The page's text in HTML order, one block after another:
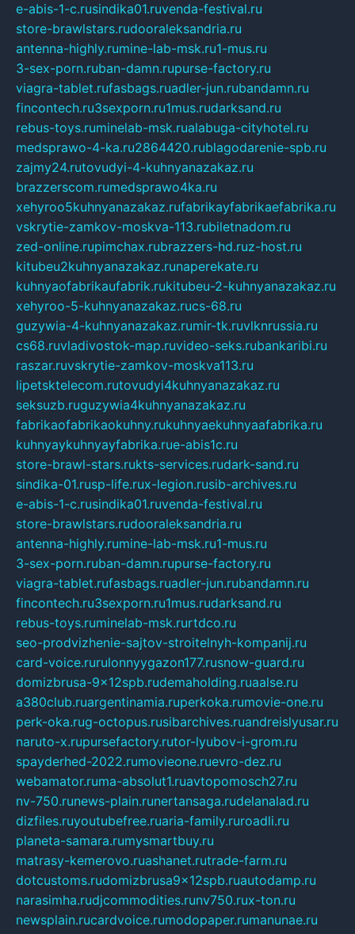
e-abis-1-c.rusindika01.ruvenda-festival.ru
store-brawlstars.rudooraleksandria.ru
antenna-highly.rumine-lab-msk.ru1-mus.ru
3-sex-porn.ruban-damn.rupurse-factory.ru
viagra-tablet.rufasbags.ruadler-jun.rubandamn.ru
fincontech.ru3sexporn.ru1mus.rudarksand.ru
rebus-toys.ruminelab-msk.rualabuga-cityhotel.ru
medsprawo-4-ka.ru2864420.rublagodarenie-spb.ru
zajmy24.rutovudyi-4-kuhnyanazakaz.ru
brazzerscom.rumedsprawo4ka.ru
xehyroo5kuhnyanazakaz.rufabrikayfabrikaefabrika.ru
vskrytie-zamkov-moskva-113.rubiletnadom.ru
zed-online.rupimchax.rubrazzers-hd.ruz-host.ru
kitubeu2kuhnyanazakaz.runaperekate.ru
kuhnyaofabrikaufabrik.rukitubeu-2-kuhnyanazakaz.ru
xehyroo-5-kuhnyanazakaz.rucs-68.ru
guzywia-4-kuhnyanazakaz.rumir-tk.ruvlknrussia.ru
cs68.ruvladivostok-map.ruvideo-seks.rubankaribi.ru
raszar.ruvskrytie-zamkov-moskva113.ru
lipetsktelecom.rutovudyi4kuhnyanazakaz.ru
seksuzb.ruguzywia4kuhnyanazakaz.ru
fabrikaofabrikaokuhny.rukuhnyaekuhnyaafabrika.ru
kuhnyaykuhnyayfabrika.rue-abis1c.ru
store-brawl-stars.rukts-services.rudark-sand.ru
sindika-01.rusp-life.rux-legion.rusib-archives.ru
e-abis-1-c.rusindika01.ruvenda-festival.ru
store-brawlstars.rudooraleksandria.ru
antenna-highly.rumine-lab-msk.ru1-mus.ru
3-sex-porn.ruban-damn.rupurse-factory.ru
viagra-tablet.rufasbags.ruadler-jun.rubandamn.ru
fincontech.ru3sexporn.ru1mus.rudarksand.ru
rebus-toys.ruminelab-msk.rurtdco.ru
seo-prodvizhenie-sajtov-stroitelnyh-kompanij.ru
card-voice.rurulonnyygazon177.rusnow-guard.ru
domizbrusa-9x12spb.rudemaholding.ruaalse.ru
a380club.ruargentinamia.ruperkoka.rumovie-one.ru
perk-oka.rug-octopus.rusibarchives.ruandreislyusar.ru
naruto-x.rupursefactory.rutor-lyubov-i-grom.ru
spayderhed-2022.rumovieone.ruevro-dez.ru
webamator.ruma-absolut1.ruavtopomosch27.ru
nv-750.runews-plain.runertansaga.rudelanalad.ru
dizfiles.ruyoutubefree.ruaria-family.ruroadli.ru
planeta-samara.rumysmartbuy.ru
matrasy-kemerovo.ruashanet.rutrade-farm.ru
dotcustoms.rudomizbrusa9x12spb.ruautodamp.ru
narasimha.rudjcommodities.runv750.rux-ton.ru
newsplain.rucardvoice.rumodopaper.rumanunae.ru